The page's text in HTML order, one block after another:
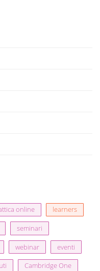
online learners
seminari
webinar eventi
Cambridge One